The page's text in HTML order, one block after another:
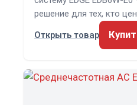
решение для тех, кто
Открыть товар